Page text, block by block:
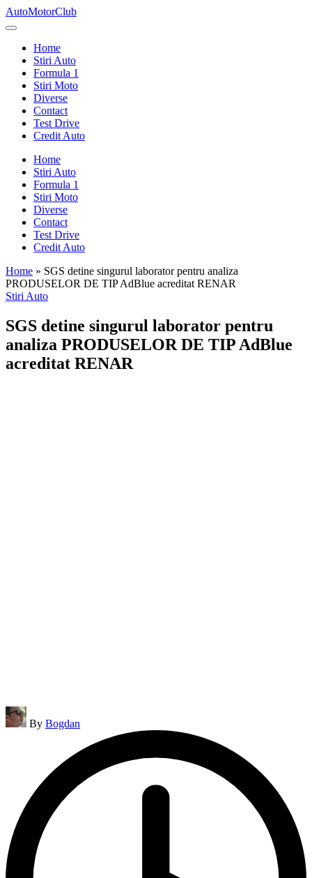
Skip
to
AutoMotorClub
Totul
masini
pasionatii
masini
Home
Stiri Auto
Formula 1
Stiri Moto
Diverse
Contact
Test Drive
Credit Auto
Home
Stiri Auto
Formula 1
Stiri Moto
Diverse
Contact
Test Drive
Credit Auto
Home » SGS detine singurul laborator pentru analiza
PRODUSELOR DE TIP AdBlue acreditat RENAR
Posted
Stiri Auto
SGS detine singurul laborator pentru
analiza PRODUSELOR DE TIP AdBlue
acreditat RENAR
Posted
by
By Bogdan